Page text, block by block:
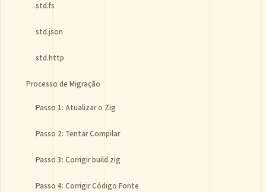
std.fs
std.json
std.http
Processo de Migração
Passo 1: Atualizar o Zig
Passo 2: Tentar Compilar
Passo 3: Corrigir build.zig
Passo 4: Corrigir Código Fonte